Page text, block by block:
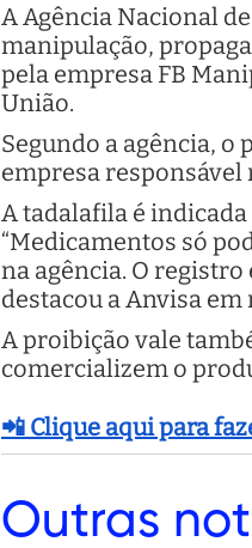
A Agência Nacional
manipulação,
pela empresa FB
União.
Segundo a agência,
empresa
A tadalafila é
“Medicamentos só
na agência. O registro
destacou a Anvisa em
A proibição vale
comercializem o
📲 Clique aqui para
Outras